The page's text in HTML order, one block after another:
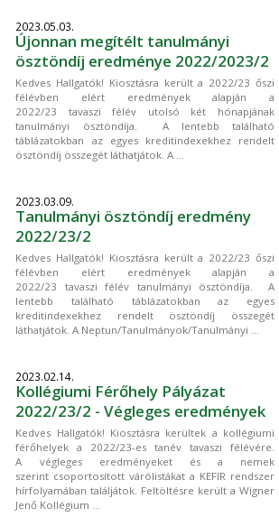
2023.05.03.
Újonnan megítélt tanulmányi
ösztöndíj eredménye 2022/2023/2
Kedves Hallgatók! Kiosztásra került a 2022/23 őszi
félévben elért eredmények alapján a
2022/23 tavaszi félév utolsó két hónapjának
tanulmányi ösztöndíja. A lentebb található
táblázatokban az egyes kreditindexekhez rendelt
ösztöndíj összegét láthatjátok. A ...
2023.03.09.
Tanulmányi ösztöndíj eredmény
2022/23/2
Kedves Hallgatók! Kiosztásra került a 2022/23 őszi
félévben elért eredmények alapján a
2022/23 tavaszi félév tanulmányi ösztöndíja. A
lentebb található táblázatokban az egyes
kreditindexekhez rendelt ösztöndíj összegét
láthatjátok. A Neptun/Tanulmányok/Tanulmányi ...
2023.02.14.
Kollégiumi Férőhely Pályázat
2022/23/2 - Végleges eredmények
Kedves Hallgatók! Kiosztásra kerültek a kollégiumi
férőhelyek a 2022/23-es tanév tavaszi félévére.
A végleges eredményeket és a nemek
szerint csoportosított várólistákat a KEFIR rendszer
hírfolyamában találjátok. Feltöltésre került a Wigner
Jenő Kollégium ...